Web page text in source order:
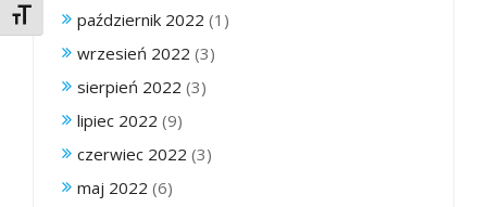
Toggle Font sizepaździernik 2022 (1)
wrzesień 2022 (3)
sierpień 2022 (3)
lipiec 2022 (9)
czerwiec 2022 (3)
maj 2022 (6)